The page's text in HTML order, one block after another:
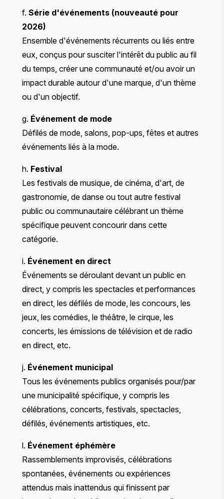
f. Série d'événements (nouveauté pour
2026)
Ensemble d'événements récurrents ou liés entre
eux, conçus pour susciter l'intérêt du public au fil
du temps, créer une communauté et/ou avoir un
impact durable autour d'une marque, d'un thème
ou d'un objectif.
g. Événement de mode
Défilés de mode, salons, pop-ups, fêtes et autres
événements liés à la mode.
h. Festival
Les festivals de musique, de cinéma, d'art, de
gastronomie, de danse ou tout autre festival
public ou communautaire célébrant un thème
spécifique peuvent concourir dans cette
catégorie.
i. Événement en direct
Événements se déroulant devant un public en
direct, y compris les spectacles et performances
en direct, les défilés de mode, les concours, les
jeux, les comédies, le théâtre, le cirque, les
concerts, les émissions de télévision et de radio
en direct, etc.
j. Événement municipal
Tous les événements publics organisés pour/par
une municipalité spécifique, y compris les
célébrations, concerts, festivals, spectacles,
défilés, événements artistiques, etc.
l. Événement éphémère
Rassemblements improvisés, célébrations
spontanées, événements ou expériences
attendus mais inattendus qui finissent par